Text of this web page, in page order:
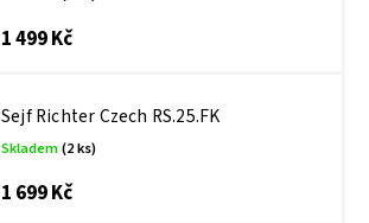
1 499 Kč
Sejf Richter Czech RS.25.FK
Skladem(2 ks)
1 699 Kč